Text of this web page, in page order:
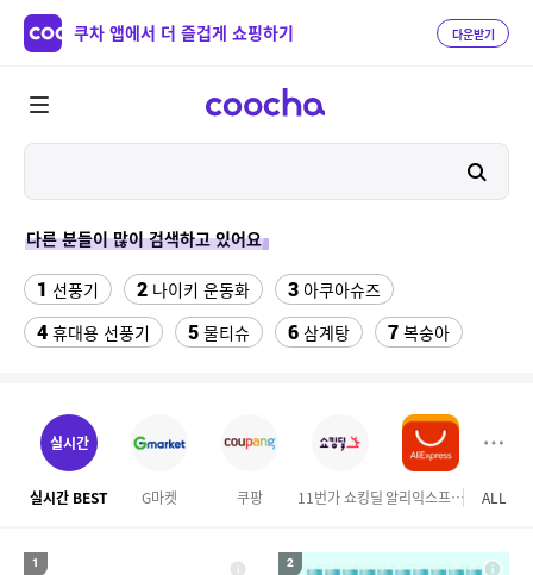
쿠차 앱에서 더 즐겁게 쇼핑하기 다운받기
다른 분들이 많이 검색하고 있어요
1 선풍기 2 나이키 운동화 3 아쿠아슈즈
4 휴대용 선풍기 5 물티슈 6 삼계탕 7 복숭아
10 한일전기이동식에어컨 크로커다일 레이디
12 달바 세럼 160 현관문 롤 방충망 잠금장치
14 여성실내수영복 워터월드
종가북부식포기김치
ALL
실시간
실시간 BEST G마켓 쿠팡 11번가 쇼킹딜 알리익스프레스 홈앤
1 2